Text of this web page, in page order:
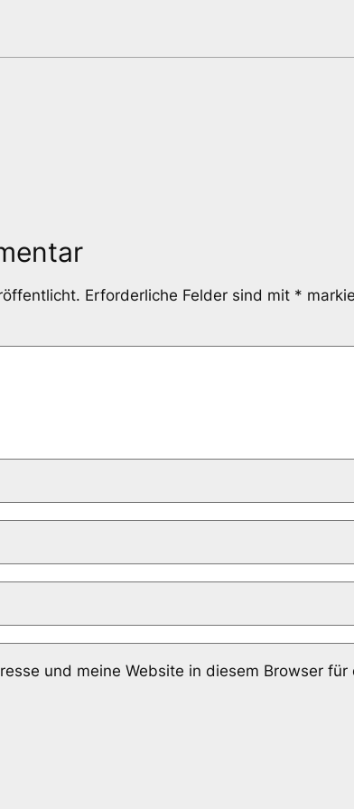
Erforderliche Felder sind mit *
und meine Website in diesem Browser